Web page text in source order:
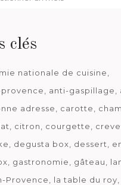
clés
nationale de cuisine
anti-gaspillage
adresse carotte
citron courgette
degusta box dessert
gastronomie gâteau
Provence
la table du roy